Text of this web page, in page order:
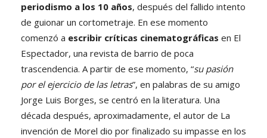
periodismo a los 10 años, después del fallido intento
de guionar un cortometraje. En ese momento
comenzó a escribir críticas cinematográficas en El
Espectador, una revista de barrio de poca
trascendencia. A partir de ese momento, “su pasión
por el ejercicio de las letras”, en palabras de su amigo
Jorge Luis Borges, se centró en la literatura. Una
década después, aproximadamente, el autor de La
invención de Morel dio por finalizado su impasse en los